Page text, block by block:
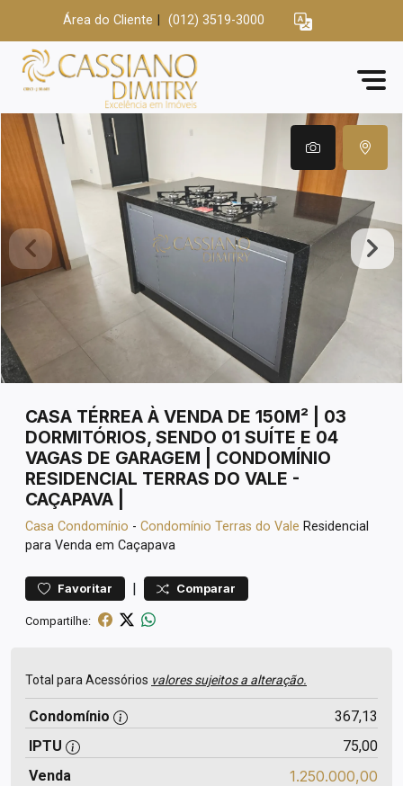
Área do Cliente (012) 3519-3000
CASA TÉRREA À VENDA DE 150M² | 03
DORMITÓRIOS, SENDO 01 SUÍTE E 04
VAGAS DE GARAGEM | CONDOMÍNIO
RESIDENCIAL TERRAS DO VALE -
CAÇAPAVA |
Casa Condomínio - Condomínio Terras do Vale Residencial
para Venda em Caçapava
Favoritar | Comparar
Compartilhe:
Total para Acessórios valores sujeitos a alteração.
Condomínio
367,13
IPTU
75,00
Venda
1.250.000,00